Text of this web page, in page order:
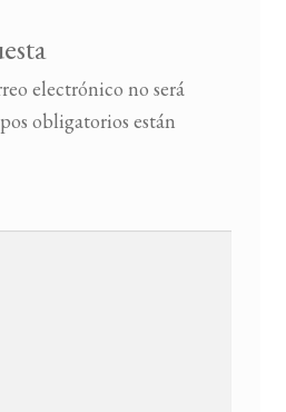
electrónico no será
obligatorios están